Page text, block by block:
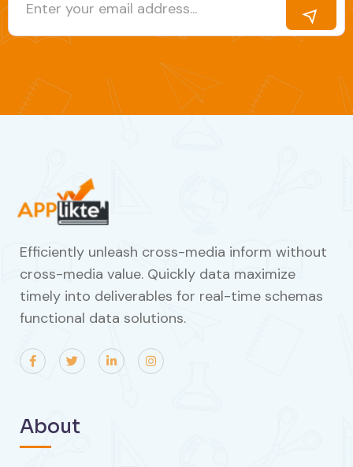
Efficiently unleash cross-media inform without
cross-media value. Quickly data maximize
timely into deliverables for real-time schemas
functional data solutions.
About